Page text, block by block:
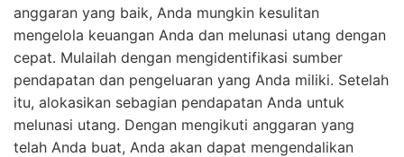
anggaran yang baik, Anda mungkin kesulitan
mengelola keuangan Anda dan melunasi utang dengan
cepat. Mulailah dengan mengidentifikasi sumber
pendapatan dan pengeluaran yang Anda miliki. Setelah
itu, alokasikan sebagian pendapatan Anda untuk
melunasi utang. Dengan mengikuti anggaran yang
telah Anda buat, Anda akan dapat mengendalikan